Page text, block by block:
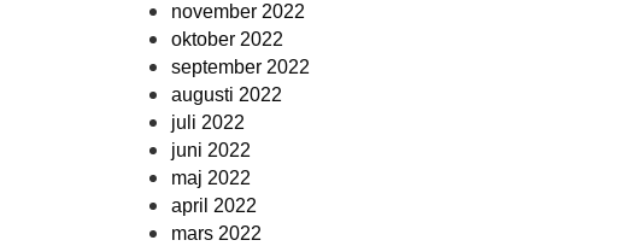
november 2022
oktober 2022
september 2022
augusti 2022
juli 2022
juni 2022
maj 2022
april 2022
mars 2022